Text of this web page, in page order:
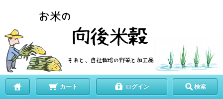
カート ログイン 検索